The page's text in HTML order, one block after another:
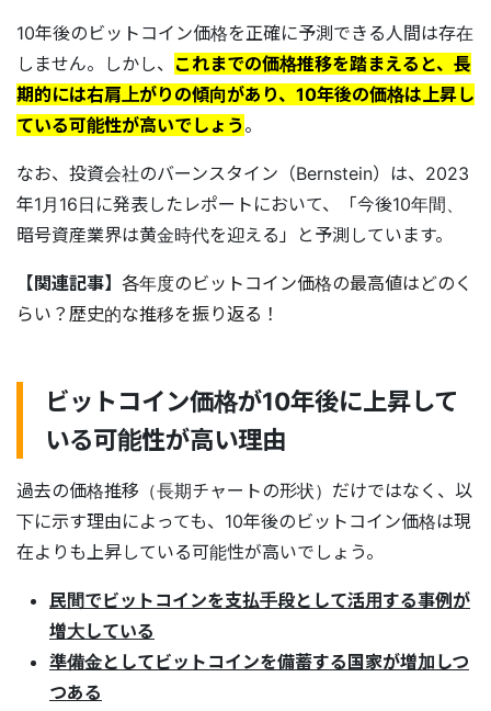
10年後のビットコイン価格を正確に予測できる人間は存在
しません。しかし、 これまでの価格推移を踏まえると、長
期的には右肩上がりの傾向があり、10年後の価格は上昇し
ている可能性が高いでしょう。
なお、投資会社のバーンスタイン（Bernstein）は、2023
年1月16日に発表したレポートにおいて、「今後10年間、
暗号資産業界は黄金時代を迎える」と予測しています。
【関連記事】 各年度のビットコイン価格の最高値はどのく
らい？歴史的な推移を振り返る！
ビットコイン価格が10年後に上昇して
いる可能性が高い理由
過去の価格推移（長期チャートの形状）だけではなく、以
下に示す理由によっても、10年後のビットコイン価格は現
在よりも上昇している可能性が高いでしょう。
民間でビットコインを支払手段として活用する事例が
増大している
準備金としてビットコインを備蓄する国家が増加しつ
つある